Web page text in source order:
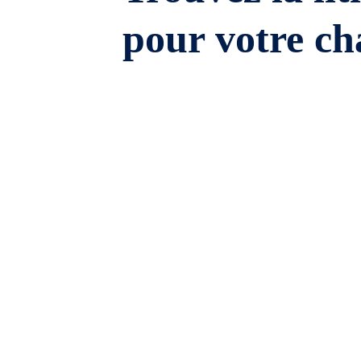
pour votre